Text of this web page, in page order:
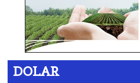
DOLAR